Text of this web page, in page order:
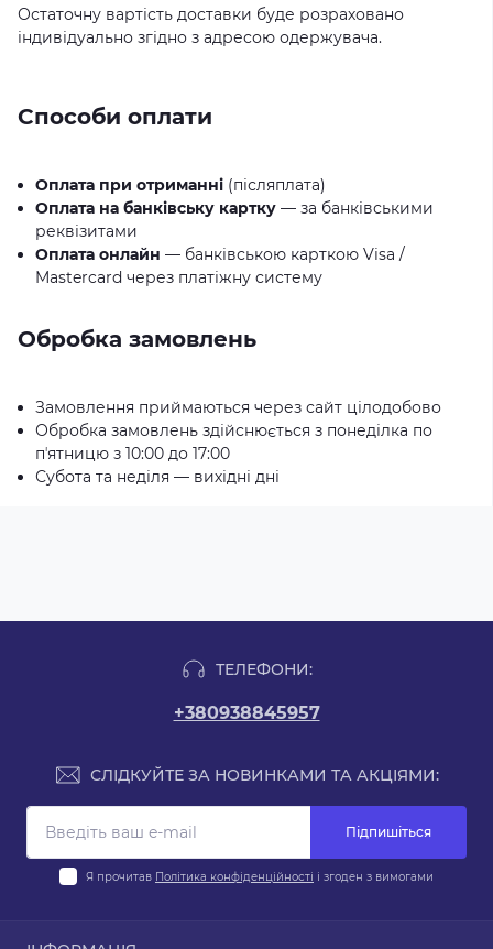
Остаточну вартість доставки буде розраховано
індивідуально згідно з адресою одержувача.
Способи оплати
Оплата при отриманні (післяплата)
Оплата на банківську картку — за банківськими
реквізитами
Оплата онлайн — банківською карткою Visa /
Mastercard через платіжну систему
Обробка замовлень
Замовлення приймаються через сайт цілодобово
Обробка замовлень здійснюється з понеділка по
пʼятницю з 10:00 до 17:00
Субота та неділя — вихідні дні
ТЕЛЕФОНИ:
+380938845957
СЛІДКУЙТЕ ЗА НОВИНКАМИ ТА АКЦІЯМИ:
Підпишіться
Я прочитав Політика конфіденційності і згоден з вимогами